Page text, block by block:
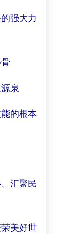
强大力
泉
的根本
汇聚民
美好世